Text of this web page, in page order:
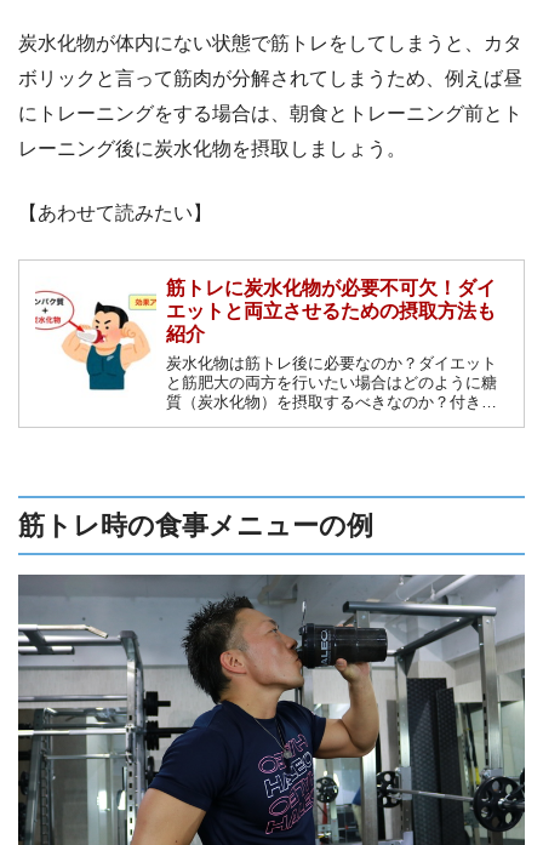
炭水化物が体内にない状態で筋トレをしてしまうと、カタ
ボリックと言って筋肉が分解されてしまうため、例えば昼
にトレーニングをする場合は、朝食とトレーニング前とト
レーニング後に炭水化物を摂取しましょう。
【あわせて読みたい】
筋トレに炭水化物が必要不可欠！ダイ
エットと両立させるための摂取方法も
紹介
炭水化物は筋トレ後に必要なのか？ダイエット
と筋肥大の両方を行いたい場合はどのように糖
質（炭水化物）を摂取するべきなのか？付き合
筋トレ時の食事メニューの例